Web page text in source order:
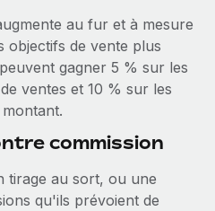
et en toute
international
de vos
de Remote :
et Gestion des
au fur et à mesure
objectifs de vente plus
gagner 5 % sur les
ventes et 10 % sur les
commission
tirage au sort, ou une
qu'ils prévoient de